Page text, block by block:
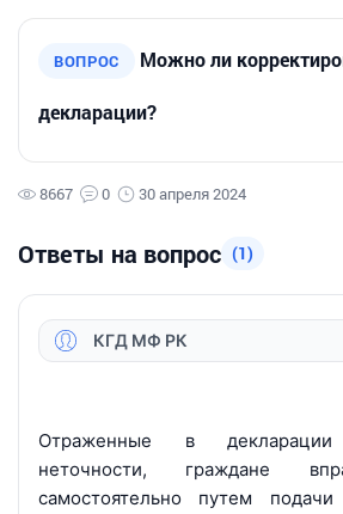
ВОПРОС Можно ли
декларации?
8667 0 30 апреля 2024
Ответы на вопрос (1)
КГД МФ РК
Отраженные в
неточности, граждане
самостоятельно путем подачи